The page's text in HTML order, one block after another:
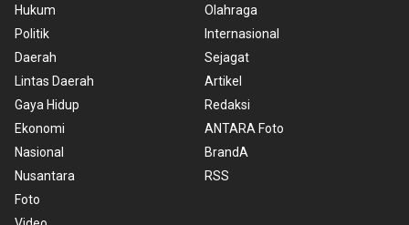
Hukum
Politik
Daerah
Lintas Daerah
Gaya Hidup
Ekonomi
Nasional
Nusantara
Foto
Olahraga
Internasional
Sejagat
Artikel
Redaksi
ANTARA Foto
BrandA
RSS